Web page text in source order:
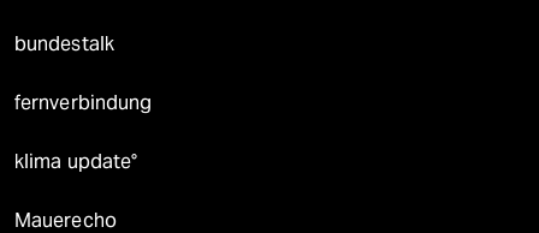
bundestalk
fernverbindung
klima update°
Mauerecho